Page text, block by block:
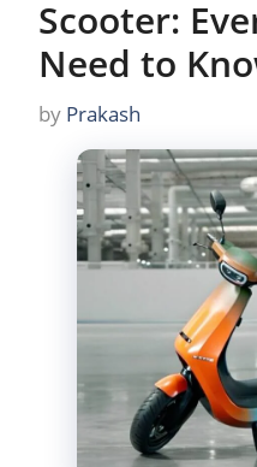
Scooter:
Need to
by Prakash